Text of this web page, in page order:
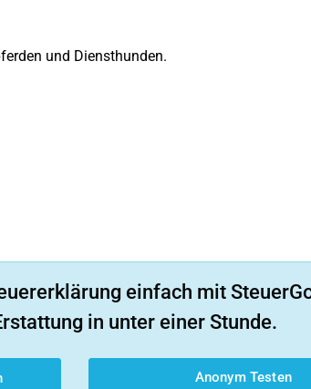
und Diensthunden.
einfach mit
in unter einer Stunde.
Anonym Testen